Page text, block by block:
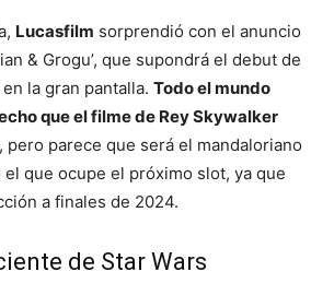
Lucasfilm sorprendió con el anuncio
& Grogu’, que supondrá el debut de
la gran pantalla. Todo el mundo
que el filme de Rey Skywalker
pero parece que será el mandaloriano
que ocupe el próximo slot, ya que
a finales de 2024.
de Star Wars